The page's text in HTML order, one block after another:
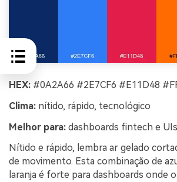
HEX: #0A2A66 #2E7CF6 #E11D48
Clima: nítido, rápido, tecnológico
Melhor para: dashboards fintech e
Nítido e rápido, lembra ar gelado
de movimento. Esta combinação de
laranja é forte para dashboards onde